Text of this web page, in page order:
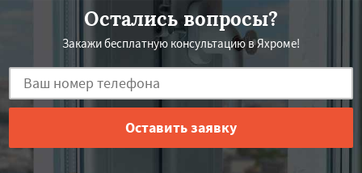
Остались вопросы?
Закажи бесплатную консультацию в Яхроме!